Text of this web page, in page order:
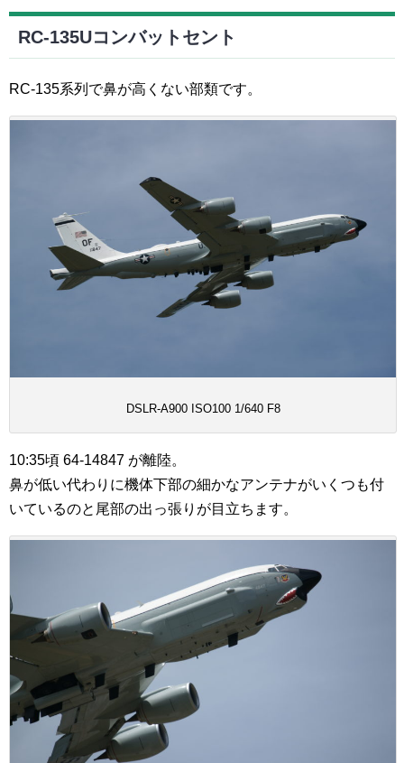
RC-135Uコンバットセント
RC-135系列で鼻が高くない部類です。
DSLR-A900 ISO100 1/640 F8
10:35頃 64-14847 が離陸。
鼻が低い代わりに機体下部の細かなアンテナがいくつも付
いているのと尾部の出っ張りが目立ちます。